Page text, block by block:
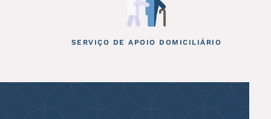
SERVIÇO DE APOIO DOMICILIÁRIO